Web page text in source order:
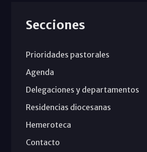
Secciones
Prioridades pastorales
Agenda
Delegaciones y departamentos
Residencias diocesanas
Hemeroteca
Contacto